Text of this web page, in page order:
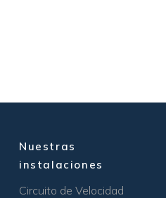
Nuestras
instalaciones
Circuito de Velocidad